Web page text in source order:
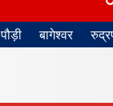
पौड़ी बागेश्वर